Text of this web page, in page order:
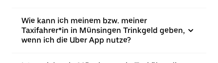
Wie kann ich meinem bzw. meiner
Taxifahrer*in in Münsingen Trinkgeld geben,
wenn ich die Uber App nutze?